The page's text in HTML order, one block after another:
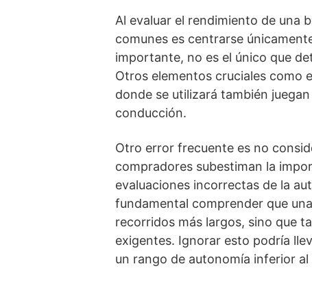
Al evaluar el rendimiento de una
comunes es centrarse
importante, no es el único que
Otros elementos cruciales como
donde se utilizará también
conducción.
Otro error frecuente es no
compradores subestiman la
evaluaciones incorrectas de la
fundamental comprender que
recorridos más largos, sino que
exigentes. Ignorar esto podría
un rango de autonomía inferior al